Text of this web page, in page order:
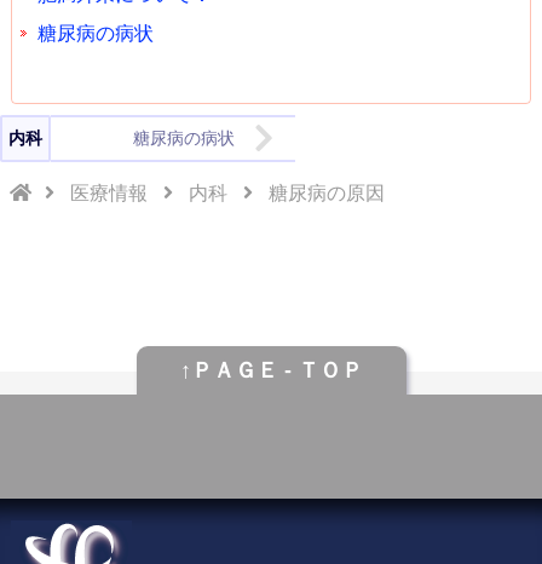
糖尿病の病状
内科 糖尿病の病状
医療情報 内科 糖尿病の原因
↑ＰＡＧＥ - ＴＯＰ